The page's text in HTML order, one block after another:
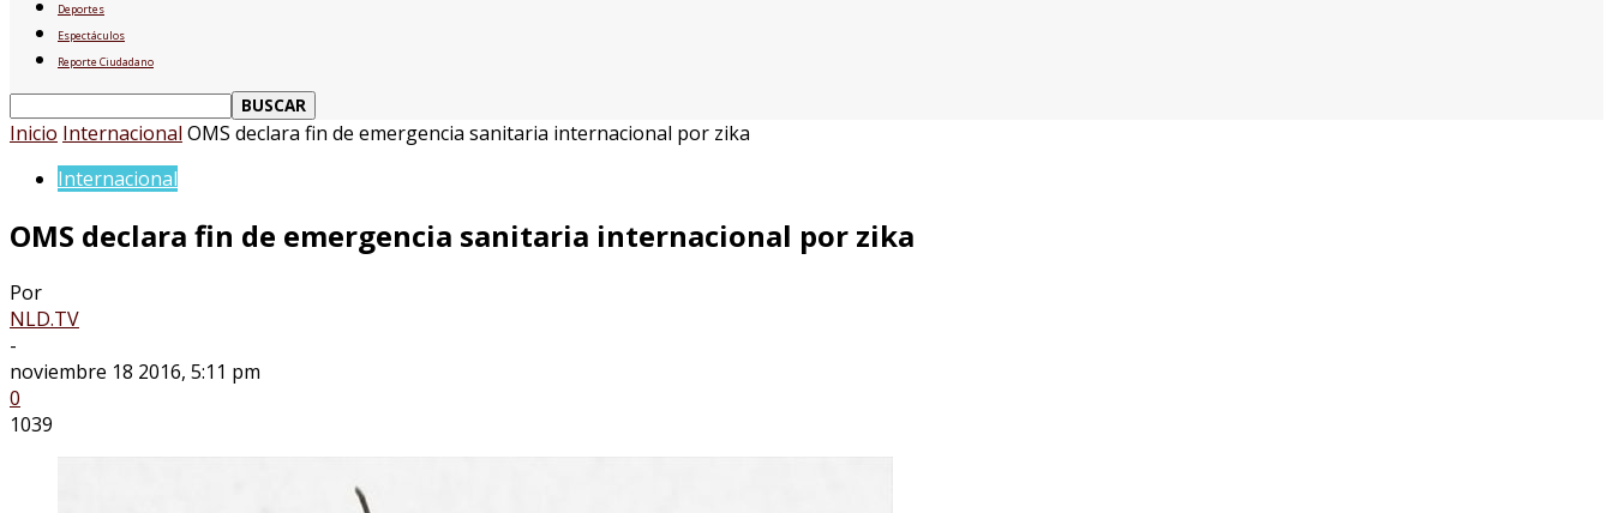
Deportes
Espectáculos
Reporte Ciudadano
Inicio Internacional OMS declara fin de emergencia sanitaria internacional por zika
Internacional
OMS declara fin de emergencia sanitaria internacional por zika
Por
NLD.TV
-
noviembre 18 2016, 5:11 pm
0
1039